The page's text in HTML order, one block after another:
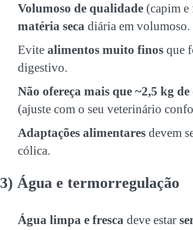
Volumoso de qualidade (capim e
matéria seca diária em volumoso.
Evite alimentos muito finos que
digestivo.
Não ofereça mais que ~2,5 kg
(ajuste com o seu veterinário
Adaptações alimentares devem
cólica.
3) Água e termorregulação
Água limpa e fresca deve estar